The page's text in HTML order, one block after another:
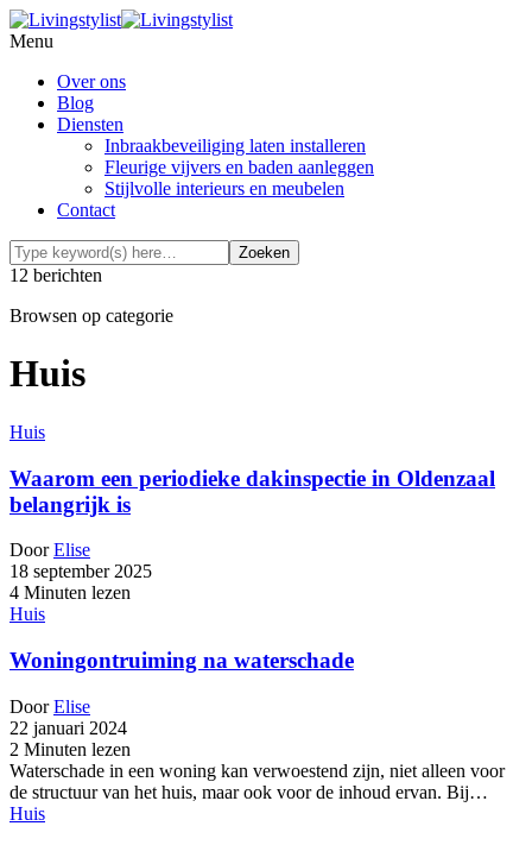
Menu
Over ons
Blog
Diensten
Inbraakbeveiliging laten installeren
Fleurige vijvers en baden aanleggen
Stijlvolle interieurs en meubelen
Contact
12 berichten
Browsen op categorie
Huis
Huis
Waarom een periodieke dakinspectie in Oldenzaal
belangrijk is
DoorElise
18 september 2025
4 Minuten lezen
Huis
Woningontruiming na waterschade
DoorElise
22 januari 2024
2 Minuten lezen
Waterschade in een woning kan verwoestend zijn, niet alleen voor
de structuur van het huis, maar ook voor de inhoud ervan. Bij…
Huis